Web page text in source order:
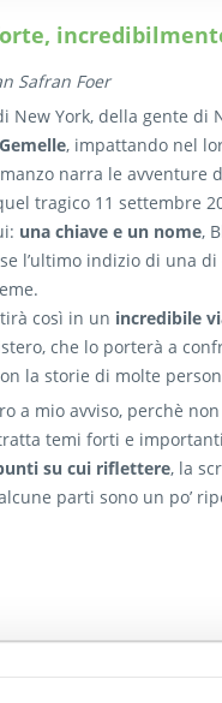
Safran Foer
New York, della gente di
, impattando nel
narra le avventure
tragico 11 settembre
una chiave e un nome,
l’ultimo indizio di una
così in un incredibile
che lo porterà a
la storie di molte
a mio avviso, perchè
temi forti e
su cui riflettere, la
parti sono un po’